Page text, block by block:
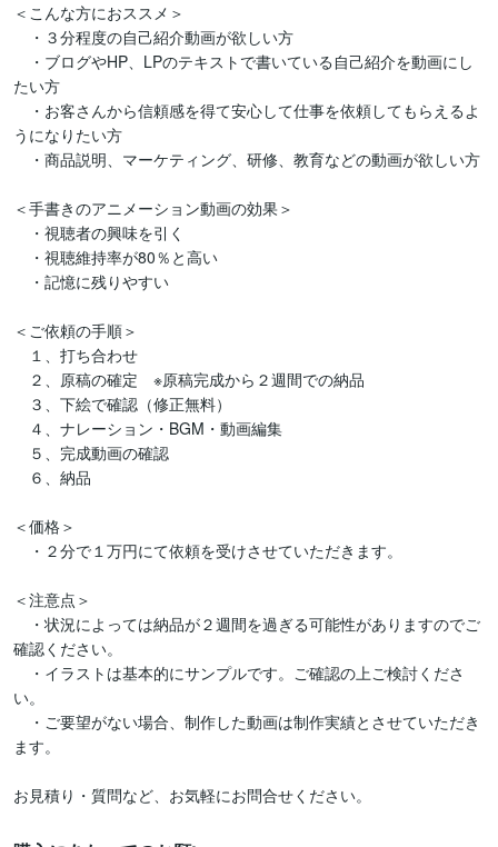
＜こんな方におススメ＞
・３分程度の自己紹介動画が欲しい方
・ブログやHP、LPのテキストで書いている自己紹介を動画にし
たい方
・お客さんから信頼感を得て安心して仕事を依頼してもらえるよ
うになりたい方
・商品説明、マーケティング、研修、教育などの動画が欲しい方
＜手書きのアニメーション動画の効果＞
・視聴者の興味を引く
・視聴維持率が80％と高い
・記憶に残りやすい
＜ご依頼の手順＞
１、打ち合わせ
２、原稿の確定　※原稿完成から２週間での納品
３、下絵で確認（修正無料）
４、ナレーション・BGM・動画編集
５、完成動画の確認
６、納品
＜価格＞
・２分で１万円にて依頼を受けさせていただきます。
＜注意点＞
・状況によっては納品が２週間を過ぎる可能性がありますのでご
確認ください。
・イラストは基本的にサンプルです。ご確認の上ご検討くださ
い。
・ご要望がない場合、制作した動画は制作実績とさせていただき
ます。